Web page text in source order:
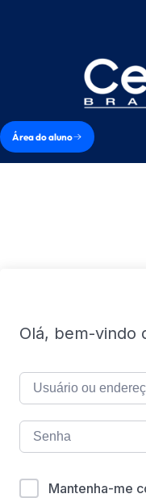
Área do aluno
Olá, bem-vindo
Mantenha-me